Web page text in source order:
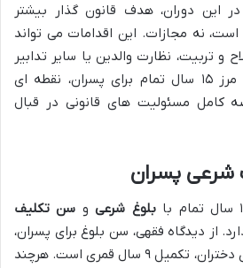
این دوران، هدف قانون گذار بیشتر
است، نه مجازات. این اقدامات می تواند
و تربیت، نظارت والدین یا سایر تدابیر
حمایتی باشد. در نتیجه، مرز ۱۵ سال تمام برای پسران، نقطه ای
کامل مسئولیت های قانونی در قبال
شرعی پسران
بلوغ شرعیو سن تکلیف
از دیدگاه فقهی، سن بلوغ برای پسران،
تکمیل ۱۵ سال قمری و برای دختران، تکمیل ۹ سال قمری است. هرچند